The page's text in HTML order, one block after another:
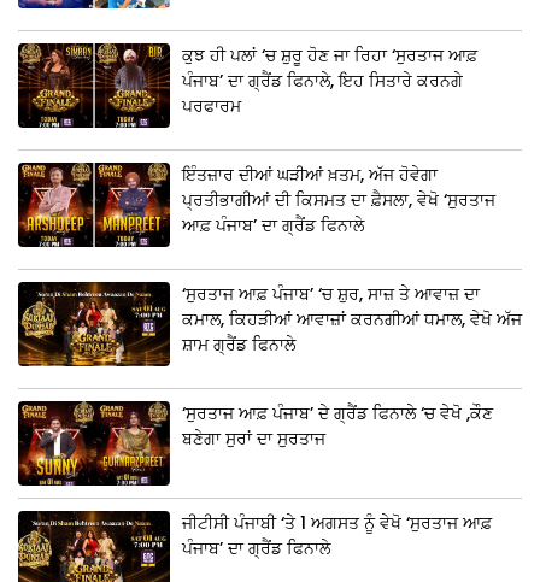
ਕੁਝ ਹੀ ਪਲਾਂ ‘ਚ ਸ਼ੁਰੂ ਹੋਣ ਜਾ ਰਿਹਾ ‘ਸੁਰਤਾਜ ਆਫ਼
ਪੰਜਾਬ’ ਦਾ ਗ੍ਰੈਂਡ ਫਿਨਾਲੇ, ਇਹ ਸਿਤਾਰੇ ਕਰਨਗੇ
ਪਰਫਾਰਮ
ਇੰਤਜ਼ਾਰ ਦੀਆਂ ਘੜੀਆਂ ਖ਼ਤਮ, ਅੱਜ ਹੋਵੇਗਾ
ਪ੍ਰਤੀਭਾਗੀਆਂ ਦੀ ਕਿਸਮਤ ਦਾ ਫ਼ੈਸਲਾ, ਵੇਖੋ ‘ਸੁਰਤਾਜ
ਆਫ਼ ਪੰਜਾਬ’ ਦਾ ਗ੍ਰੈਂਡ ਫਿਨਾਲੇ
‘ਸੁਰਤਾਜ ਆਫ਼ ਪੰਜਾਬ’ ‘ਚ ਸ਼ੁਰ, ਸਾਜ਼ ਤੇ ਆਵਾਜ਼ ਦਾ
ਕਮਾਲ, ਕਿਹੜੀਆਂ ਆਵਾਜ਼ਾਂ ਕਰਨਗੀਆਂ ਧਮਾਲ, ਵੇਖੋ ਅੱਜ
ਸ਼ਾਮ ਗ੍ਰੈਂਡ ਫਿਨਾਲੇ
‘ਸੁਰਤਾਜ ਆਫ਼ ਪੰਜਾਬ’ ਦੇ ਗ੍ਰੈਂਡ ਫਿਨਾਲੇ ‘ਚ ਵੇਖੋ ,ਕੌਣ
ਬਣੇਗਾ ਸੁਰਾਂ ਦਾ ਸੁਰਤਾਜ
ਜੀਟੀਸੀ ਪੰਜਾਬੀ ‘ਤੇ 1 ਅਗਸਤ ਨੂੰ ਵੇਖੋ ‘ਸੁਰਤਾਜ ਆਫ਼
ਪੰਜਾਬ’ ਦਾ ਗ੍ਰੈਂਡ ਫਿਨਾਲੇ